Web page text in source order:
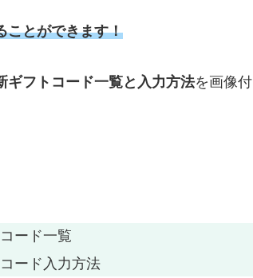
ことができます！
ギフトコード一覧と入力方法を画像
ード一覧
ード入力方法